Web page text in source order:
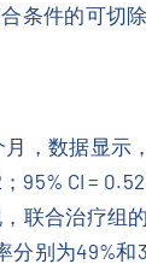
件的可切
，数据显示
95% CI =
联合治疗组
分别为49%和